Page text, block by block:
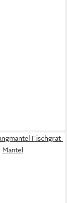
Fischgrat-
Mantel